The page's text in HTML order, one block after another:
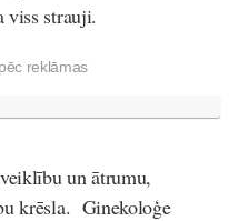
viss strauji.
reklāmas
un ātrumu,
krēsla. Ginekoloģe